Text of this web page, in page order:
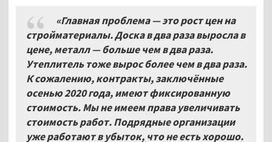
«Главная проблема — это рост цен на
стройматериалы. Доска в два раза выросла в
цене, металл — больше чем в два раза.
Утеплитель тоже вырос более чем в два раза.
К сожалению, контракты, заключённые
осенью 2020 года, имеют фиксированную
стоимость. Мы не имеем права увеличивать
стоимость работ. Подрядные организации
уже работают в убыток, что не есть хорошо.